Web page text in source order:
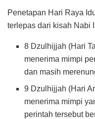
Penetapan Hari Raya
terlepas dari kisah Nabi
8 Dzulhijjah (Hari
menerima mimpi
dan masih
9 Dzulhijjah (Hari
menerima mimpi
perintah tersebut